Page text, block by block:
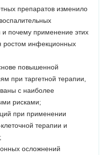
препаратов изменило
и почему применение этих
ростом инфекционных
повышенной
при таргетной терапии,
с наиболее
рисками;
при применении
терапии и
осложнений